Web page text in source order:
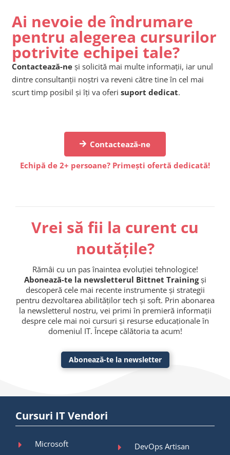
Ai nevoie de îndrumare
pentru alegerea cursurilor
potrivite echipei tale?
Contactează-ne și solicită mai multe informații, iar unul
dintre consultanții noștri va reveni către tine în cel mai
scurt timp posibil și îți va oferi suport dedicat.
Contactează-ne
Echipă de 2+ persoane? Primești ofertă dedicată!
Vrei să fii la curent cu
noutățile?
Rămâi cu un pas înaintea evoluției tehnologice!
Abonează-te la newsletterul Bittnet Trainingși
descoperă cele mai recente instrumente și strategii
pentru dezvoltarea abilităților tech și soft. Prin abonarea
la newsletterul nostru, vei primi în premieră informații
despre cele mai noi cursuri și resurse educaționale în
domeniul IT. Începe călătoria ta acum!
Abonează-te la newsletter
Cursuri IT Vendori
Microsoft
DevOps Artisan